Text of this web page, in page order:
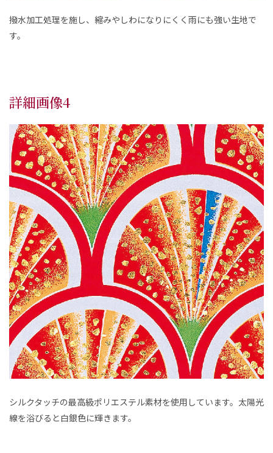
撥水加工処理を施し、縮みやしわになりにくく雨にも強い生地で
す。
詳細画像4
シルクタッチの最高級ポリエステル素材を使用しています。太陽光
線を浴びると白銀色に輝きます。